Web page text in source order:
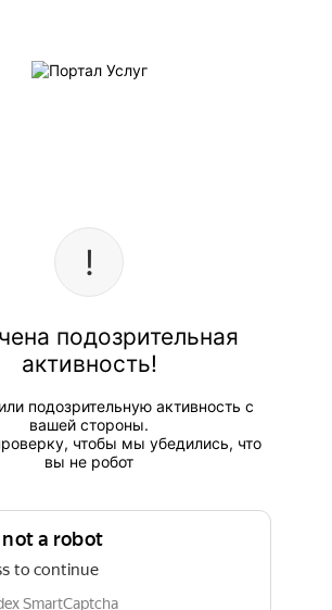
подозрительная
активность!
подозрительную активность с
вашей стороны.
чтобы мы убедились, что
вы не робот